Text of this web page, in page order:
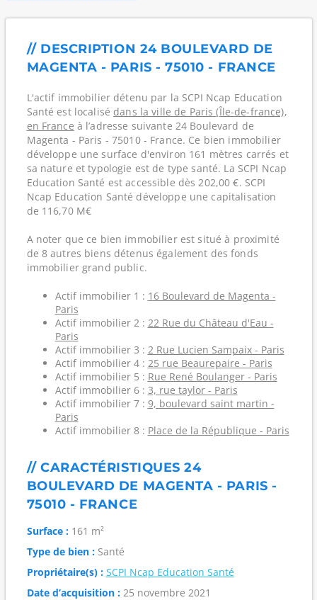
// DESCRIPTION 24 BOULEVARD DE
MAGENTA - PARIS - 75010 - FRANCE
L'actif immobilier détenu par la SCPI Ncap Education
Santé est localisé dans la ville de Paris (Île-de-france),
en France à l’adresse suivante 24 Boulevard de
Magenta - Paris - 75010 - France. Ce bien immobilier
développe une surface d'environ 161 mètres carrés et
sa nature et typologie est de type santé. La SCPI Ncap
Education Santé est accessible dès 202,00 €. SCPI
Ncap Education Santé développe une capitalisation
de 116,70 M€
A noter que ce bien immobilier est situé à proximité
de 8 autres biens détenus également des fonds
immobilier grand public.
Actif immobilier 1 : 16 Boulevard de Magenta -
Paris
Actif immobilier 2 : 22 Rue du Château d'Eau -
Paris
Actif immobilier 3 : 2 Rue Lucien Sampaix - Paris
Actif immobilier 4 : 25 rue Beaurepaire - Paris
Actif immobilier 5 : Rue René Boulanger - Paris
Actif immobilier 6 : 3, rue taylor - Paris
Actif immobilier 7 : 9, boulevard saint martin -
Paris
Actif immobilier 8 : Place de la République - Paris
// CARACTÉRISTIQUES 24
BOULEVARD DE MAGENTA - PARIS -
75010 - FRANCE
Surface :161 m²
Type de bien :Santé
Propriétaire(s) : SCPI Ncap Education Santé
Date d’acquisition :25 novembre 2021